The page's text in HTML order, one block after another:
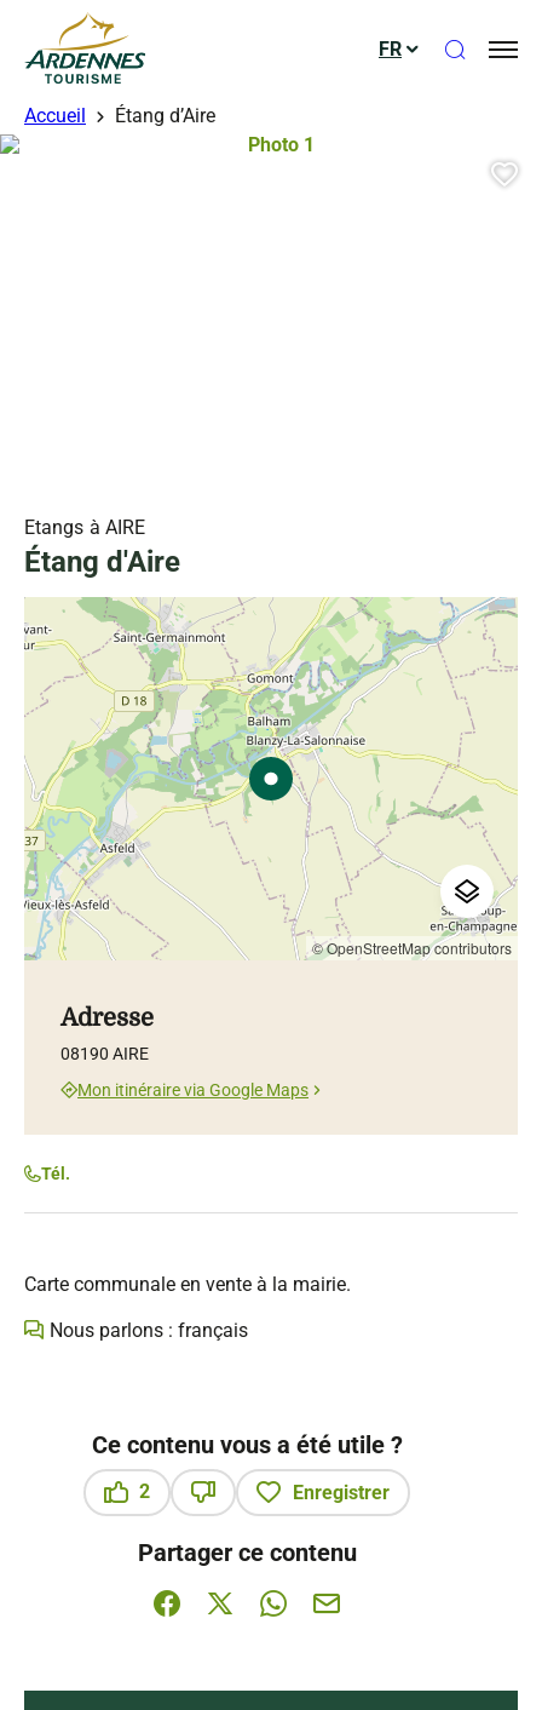
ADT des Ardennes
FR Ouvrir
Accueil Étang d’Aire
Etangs à AIRE
Étang d'Aire
Photo 1, © Droits gérés
Carte communale en vente à la mairie.
Nous parlons : français
© OpenStreetMap contributors
Adresse
08190 AIRE
Mon itinéraire via Google Maps
Tél.
Ce contenu vous a été utile ?
2
Enregistrer
Partager ce contenu
Partager sur Facebook (nouvelle fenêtre)
Partager sur X / Twitter (nouvelle
Partager sur WhatsApp
Partager par mail